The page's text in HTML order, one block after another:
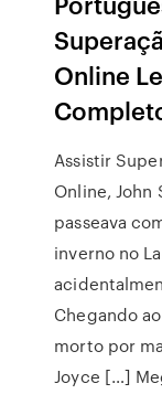
Online
Assistir
Online, John
passeava
inverno no
Chegando
morto por
Joyce […]